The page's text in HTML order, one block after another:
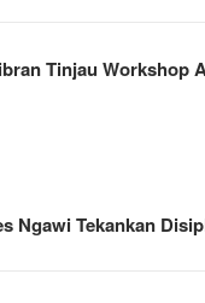
Tinjau Workshop
Ngawi Tekankan